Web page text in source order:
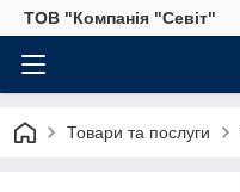
ТОВ "Компанія "Севіт"
Товари та послуги